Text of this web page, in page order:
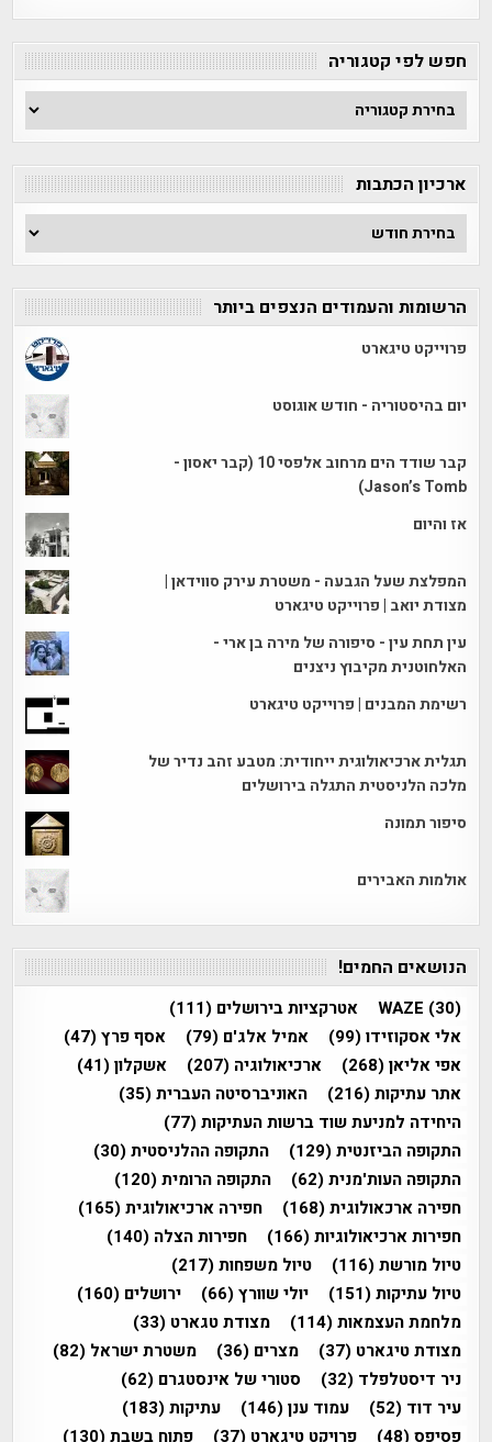
חפש לפי קטגוריה
חפש
לפי
ארכיון הכתבות
ארכיון
הכתבות
הרשומות והעמודים הנצפים ביותר
פרוייקט טיגארט
יום בהיסטוריה - חודש אוגוסט
קבר שודד הים מרחוב אלפסי 10 (קבר יאסון -
Jason’s Tomb)
אז והיום
המפלצת שעל הגבעה - משטרת עירק סווידאן |
מצודת יואב | פרוייקט טיגארט
עין תחת עין - סיפורה של מירה בן ארי -
האלחוטנית מקיבוץ ניצנים
רשימת המבנים | פרוייקט טיגארט
תגלית ארכיאולוגית ייחודית: מטבע זהב נדיר של
מלכה הלניסטית התגלה בירושלים
סיפור תמונה
אולמות האבירים
הנושאים החמים!
WAZE (30) אטרקציות בירושלים (111)
אלי אסקוזידו(99) אמיל אלג'ם (79) אסף פרץ(47)
אפי אליאן(268) ארכיאולוגיה (207) אשקלון(41)
אתר עתיקות(216) האוניברסיטה העברית(35)
היחידה למניעת שוד ברשות העתיקות(77)
התקופה הביזנטית(129) התקופה ההלניסטית(30)
התקופה העות'מנית(62) התקופה הרומית(120)
חפירה ארכאולוגית(168) חפירה ארכיאולוגית(165)
חפירות ארכיאולוגיות(166) חפירות הצלה (140)
טיול מורשת(116) טיול משפחות(217)
טיול עתיקות(151) יולי שוורץ(66) ירושלים (160)
מלחמת העצמאות(114) מצודת טגארט (33)
מצודת טיגארט (37) מצרים (36) משטרת ישראל (82)
ניר דיסטלפלד (32) סטורי של אינסטגרם (62)
עיר דוד (52) עמוד ענן(146) עתיקות(183)
פסיפס(48) פרויקט טיגארט (37) פתוח בשבת(130)